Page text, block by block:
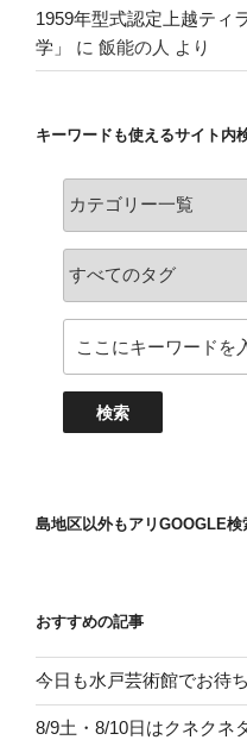
1959年型式認定上越ティ
学」
に 飯能の人 より
キーワードも使えるサイト内
島地区以外もアリGOOGLE検
おすすめの記事
今日も水戸芸術館でお待
8/9土・8/10日はクネクネ